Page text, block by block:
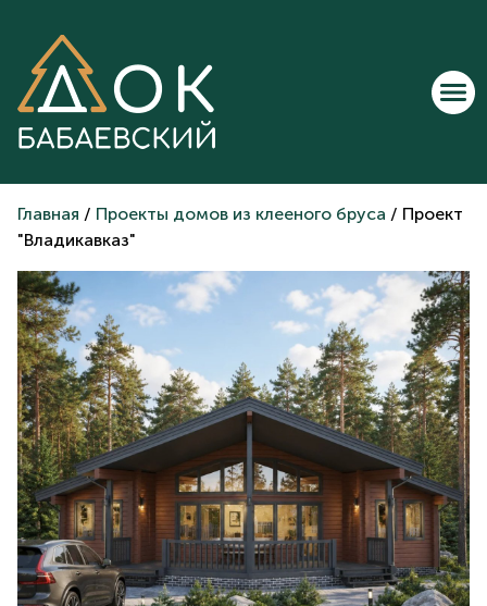
Главная / Проекты домов из клееного бруса / Проект
"Владикавказ"